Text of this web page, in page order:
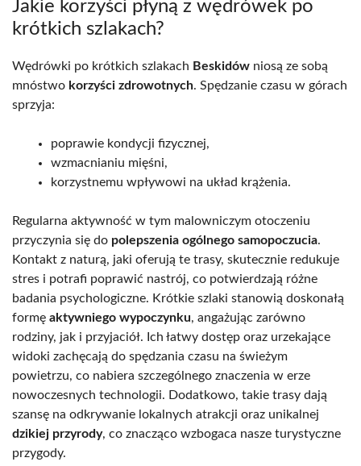
Jakie korzyści płyną z wędrówek po
krótkich szlakach?
Wędrówki po krótkich szlakach Beskidów niosą ze sobą
mnóstwo korzyści zdrowotnych. Spędzanie czasu w górach
sprzyja:
poprawie kondycji fizycznej,
wzmacnianiu mięśni,
korzystnemu wpływowi na układ krążenia.
Regularna aktywność w tym malowniczym otoczeniu
przyczynia się do polepszenia ogólnego samopoczucia.
Kontakt z naturą, jaki oferują te trasy, skutecznie redukuje
stres i potrafi poprawić nastrój, co potwierdzają różne
badania psychologiczne. Krótkie szlaki stanowią doskonałą
formę aktywniego wypoczynku, angażując zarówno
rodziny, jak i przyjaciół. Ich łatwy dostęp oraz urzekające
widoki zachęcają do spędzania czasu na świeżym
powietrzu, co nabiera szczególnego znaczenia w erze
nowoczesnych technologii. Dodatkowo, takie trasy dają
szansę na odkrywanie lokalnych atrakcji oraz unikalnej
dzikiej przyrody, co znacząco wzbogaca nasze turystyczne
przygody.